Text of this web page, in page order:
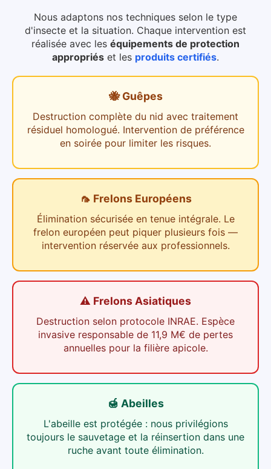
Nous adaptons nos techniques selon le type
d'insecte et la situation. Chaque intervention est
réalisée avec les équipements de protection
appropriés et les produits certifiés.
🐝 Guêpes
Destruction complète du nid avec traitement
résiduel homologué. Intervention de préférence
en soirée pour limiter les risques.
🦟 Frelons Européens
Élimination sécurisée en tenue intégrale. Le
frelon européen peut piquer plusieurs fois —
intervention réservée aux professionnels.
⚠️ Frelons Asiatiques
Destruction selon protocole INRAE. Espèce
invasive responsable de 11,9 M€ de pertes
annuelles pour la filière apicole.
🍯 Abeilles
L'abeille est protégée : nous privilégions
toujours le sauvetage et la réinsertion dans une
ruche avant toute élimination.